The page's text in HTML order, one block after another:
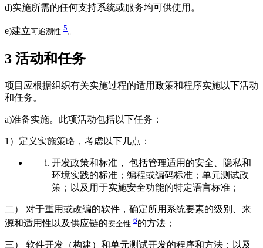
d)实施所需的任何支持系统或服务均可供使用。
e)建立可追溯性 5 。
3 活动和任务
项目应根据组织有关实施过程的适用政策和程序实施以下活动
和任务。
a)准备实施。此项活动包括以下任务：
1）定义实施策略，考虑以下几点：
开发政策和标准， 包括管理适用的安全、隐私和
环境实践的标准；编程或编码标准；单元测试政
策；以及用于实施安全功能的特定语言标准；
二） 对于重用或改编的软件，确定所用系统要素的级别、来
源和适用性以及供应链的安全性 6的方法；
三） 软件开发（构建）和单元测试开发的程序和方法；以及